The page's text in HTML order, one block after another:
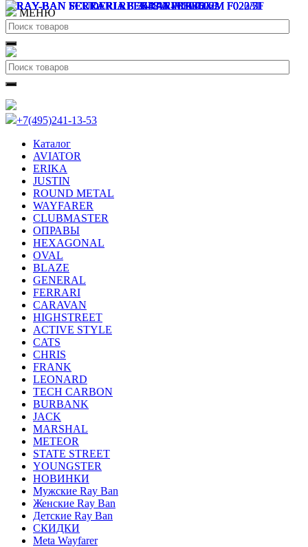
МЕНЮ
+7(495)241-13-53
Каталог
AVIATOR
ERIKA
JUSTIN
ROUND METAL
WAYFARER
CLUBMASTER
ОПРАВЫ
HEXAGONAL
OVAL
BLAZE
GENERAL
FERRARI
CARAVAN
HIGHSTREET
ACTIVE STYLE
CATS
CHRIS
FRANK
LEONARD
TECH CARBON
BURBANK
JACK
MARSHAL
METEOR
STATE STREET
YOUNGSTER
НОВИНКИ
Мужские Ray Ban
Женские Ray Ban
Детские Ray Ban
СКИДКИ
Meta Wayfarer